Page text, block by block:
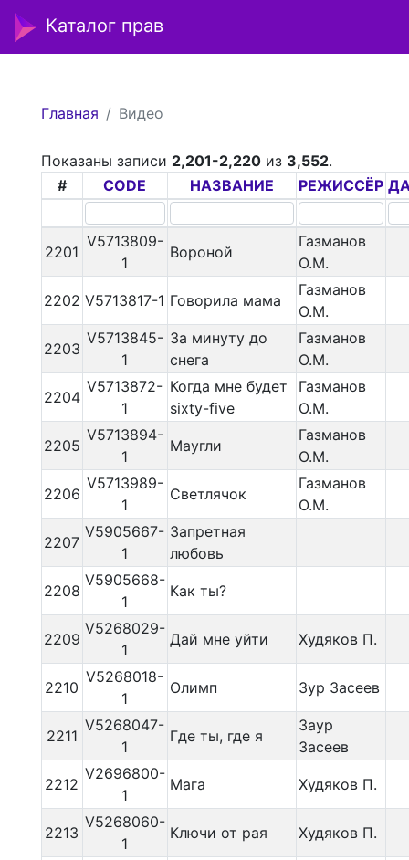
Каталог прав
Главная Видео
Показаны записи 2,201-2,220из 3,552.
#
CODE НАЗВАНИЕ РЕЖИССЁР
2201
V5713809-
1
Вороной
Газманов
О.М.
2202 V5713817-1 Говорила мама
Газманов
О.М.
2203
V5713845-
1
За минуту до
снега
Газманов
О.М.
2204
V5713872-
1
Когда мне будет
sixty-five
Газманов
О.М.
2205
V5713894-
1
Маугли
Газманов
О.М.
2206
V5713989-
1
Светлячок
Газманов
О.М.
2207
V5905667-
1
Запретная
любовь
2208
V5905668-
1
Как ты?
2209
V5268029-
1
Дай мне уйти Худяков П.
2210
V5268018-
1
Олимп Зур Засеев
2211
V5268047-
1
Где ты, где я
Заур
Засеев
2212
V2696800-
1
Мага Худяков П.
2213
V5268060-
1
Ключи от рая Худяков П.